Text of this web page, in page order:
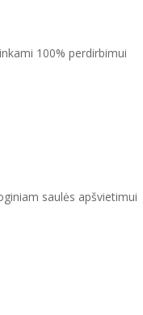
100% perdirbimui
saulės apšvietimui